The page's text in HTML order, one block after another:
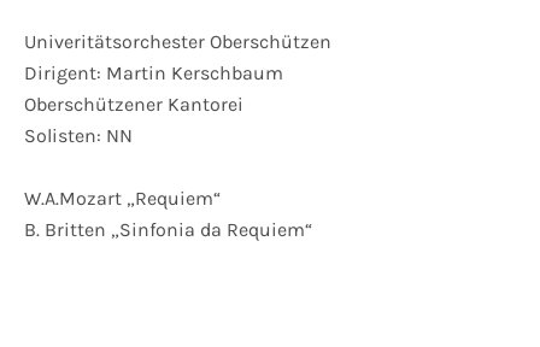
Univeritätsorchester Oberschützen
Dirigent: Martin Kerschbaum
Oberschützener Kantorei
Solisten: NN
W.A.Mozart „Requiem“
B. Britten „Sinfonia da Requiem“